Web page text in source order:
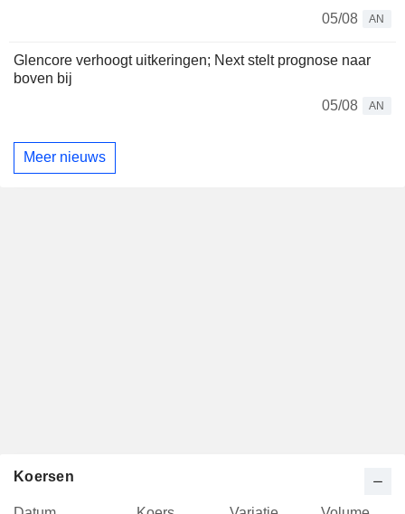
05/08
AN
Glencore verhoogt uitkeringen; Next stelt prognose naar
boven bij
05/08
AN
Meer nieuws
Koersen